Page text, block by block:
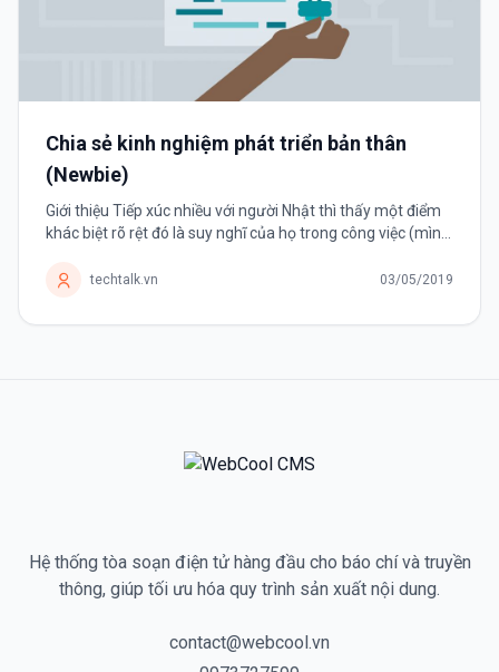
Chia sẻ kinh nghiệm phát triển bản thân
(Newbie)
Giới thiệu Tiếp xúc nhiều với người Nhật thì thấy một điểm
khác biệt rõ rệt đó là suy nghĩ của họ trong công việc (mình
học...
techtalk.vn 03/05/2019
Hệ thống tòa soạn điện tử hàng đầu cho báo chí và truyền
thông, giúp tối ưu hóa quy trình sản xuất nội dung.
contact@webcool.vn